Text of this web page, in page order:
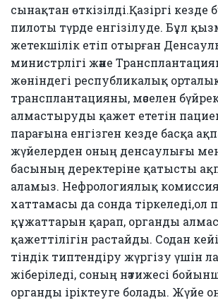
сынақтан өткізілді.Қазіргі кезде
пилоты түрде енгізілуде. Бұл
жетекшілік етіп отырған
министрлігі және
жөніндегі республикалық
трансплантацияны, мәселен
алмастыруды қажет ететін
парағына енгізген кезде басқа
жүйелерден оның денсаулығы
басының деректеріне қатысты
аламыз. Нефрологиялық
хаттамасы да сонда тіркеледі,ол
құжаттарын қарап, органды
қажеттілігін растайды. Содан
тіндік типтендіру жүргізу үшін
жіберіледі, соның нәтижесі
органды іріктеуге болады. Жүйе